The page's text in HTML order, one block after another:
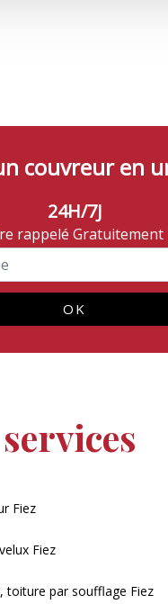
couvreur en
24H/7J
rappelé Gratuitement
Fiez
Fiez
toiture par soufflage Fiez